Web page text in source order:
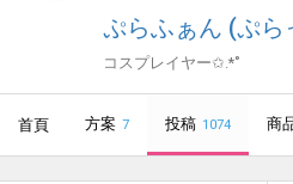
ぷらふぁん (ぷ
コスプレイヤー✩.*˚
首頁 方案 7 投稿 1074 商